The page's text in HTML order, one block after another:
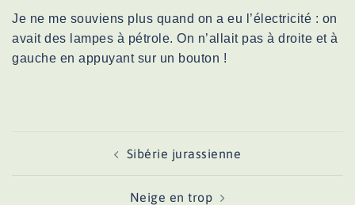
Je ne me souviens plus quand on a eu l’électricité : on
avait des lampes à pétrole. On n’allait pas à droite et à
gauche en appuyant sur un bouton !
Sibérie jurassienne
Neige en trop